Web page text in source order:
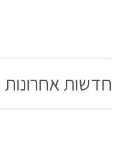
חדשות אחרונות